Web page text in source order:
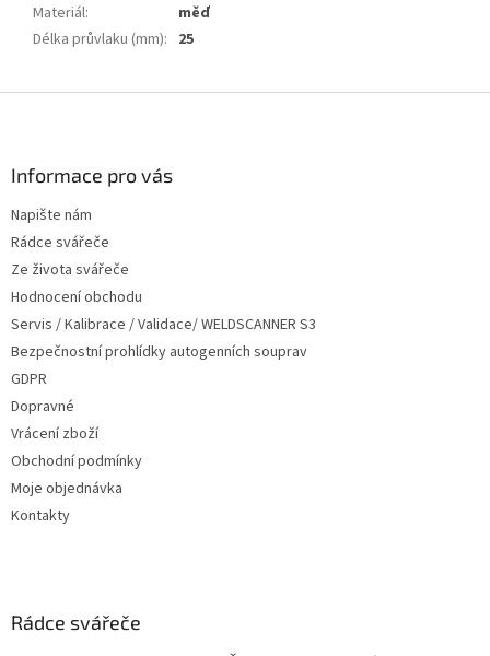
Materiál:
měď
Délka průvlaku (mm): 25
Informace pro vás
Napište nám
Rádce svářeče
Ze života svářeče
Hodnocení obchodu
Servis / Kalibrace / Validace/ WELDSCANNER S3
Bezpečnostní prohlídky autogenních souprav
GDPR
Dopravné
Vrácení zboží
Obchodní podmínky
Moje objednávka
Kontakty
Rádce svářeče